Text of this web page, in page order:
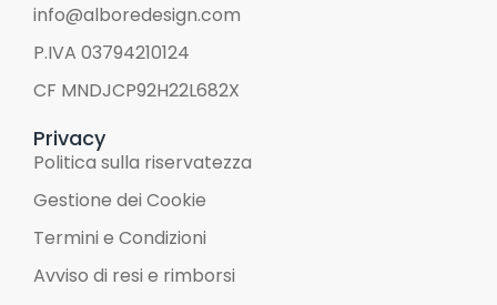
info@alboredesign.com
P.IVA 03794210124
CF MNDJCP92H22L682X
Privacy
Politica sulla riservatezza
Gestione dei Cookie
Termini e Condizioni
Avviso di resi e rimborsi